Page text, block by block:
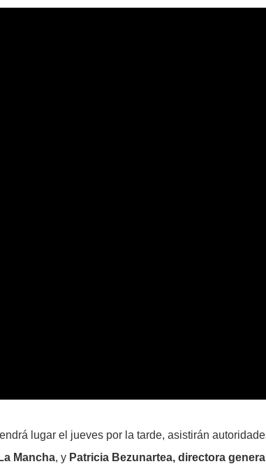
lugar el jueves por la tarde, asistirán
Mancha, y Patricia Bezunartea, directora